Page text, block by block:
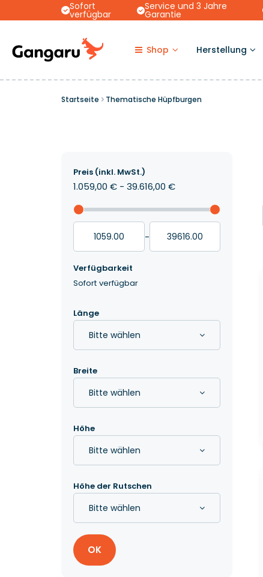
Sofort
verfügbar
Service und 3 Jahre
Garantie
Shop Herstellung
Startseite Thematische Hüpfburgen
Preis (inkl. MwSt.)
1.059,00 € - 39.616,00 €
-
Verfügbarkeit
Sofort verfügbar
Länge
Bitte wählen
Breite
Bitte wählen
Höhe
Bitte wählen
Höhe der Rutschen
Bitte wählen
OK